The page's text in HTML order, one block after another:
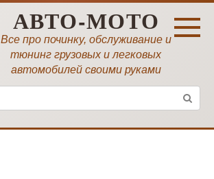
АВТО-МОТО
Все про починку, обслуживание и
тюнинг грузовых и легковых
автомобилей своими руками